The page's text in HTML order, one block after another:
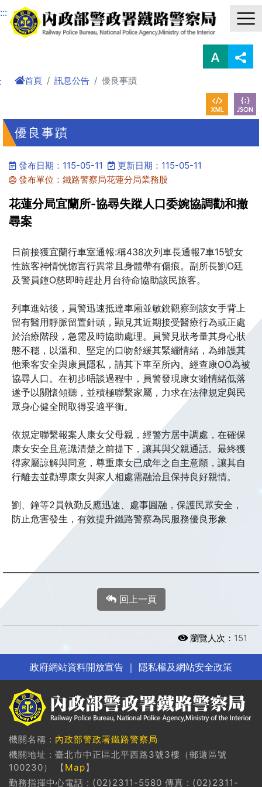
進入內容區塊
:::
首頁 訊息公告 優良事蹟
優良事蹟
發布日期：115-05-11
更新日期：115-05-11
發布單位：鐵路警察局花蓮分局業務股
花蓮分局宜蘭所-協尋失蹤人口委婉協調勸和撤
尋案
日前接獲宜蘭行車室通報:稱438次列車長通報7車15號女
性旅客神情恍惚言行異常且身體帶有傷痕。副所長劉O廷
及警員鐘O慈即時趕赴月台待命協助該民旅客。
列車進站後，員警迅速抵達車廂並敏銳觀察到該女手背上
留有醫用靜脈留置針頭，顯見其近期接受醫療行為或正處
於治療階段，急需及時協助處理。員警見狀考量其身心狀
態不穩，以溫和、堅定的口吻舒緩其緊繃情緒，為維護其
他乘客安全與康員隱私，請其下車至所內。經查康OO為被
協尋人口。在初步晤談過程中，員警發現康女雖情緒低落
遂予以關懷傾聽，並積極聯繫家屬，力求在法律規定與民
眾身心健全間取得妥適平衡。
依規定聯繫報案人康女父母親，經警方居中調處，在確保
康女安全且意識清楚之前提下，讓其與父親通話。最終獲
得家屬諒解與同意，尊重康女已成年之自主意願，讓其自
行離去並勸導康女與家人相處需融洽且保持良好親情。
劉、鐘等2員執勤反應迅速、處事圓融，保護民眾安全，
防止危害發生，有效提升鐵路警察為民服務優良形象
回上一頁
瀏覽人次： 151
政府網站資料開放宣告 ｜ 隱私權及網站安全政策
機關名稱 : 內政部警政署鐵路警察局
機關地址 : 臺北市中正區北平西路3號3樓（郵遞區號
100230） 【 Map】
勤務指揮中心電話 : (02)2311-5580 傳真 : (02)2311-